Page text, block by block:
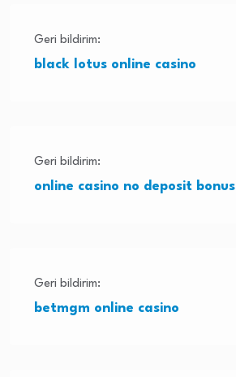
Geri bildirim:
black lotus online casino
Geri bildirim:
online casino no deposit bonus
Geri bildirim:
betmgm online casino